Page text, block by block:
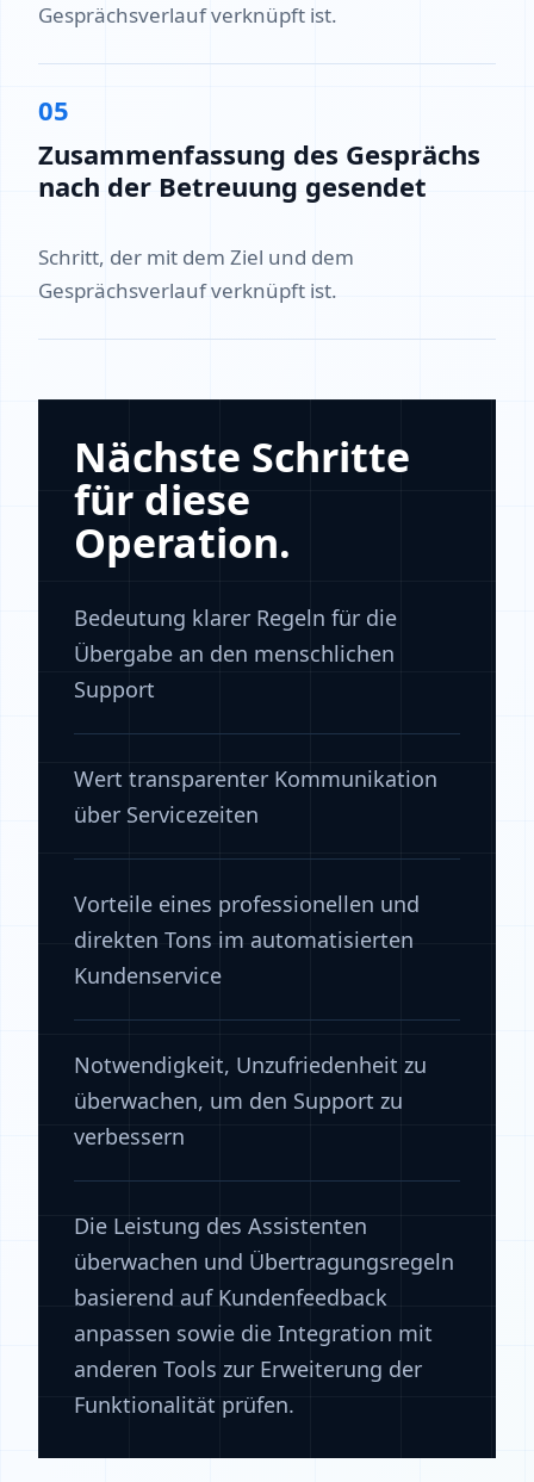
Gesprächsverlauf verknüpft ist.
05
Zusammenfassung des Gesprächs
nach der Betreuung gesendet
Schritt, der mit dem Ziel und dem
Gesprächsverlauf verknüpft ist.
Nächste Schritte
für diese
Operation.
Bedeutung klarer Regeln für die
Übergabe an den menschlichen
Support
Wert transparenter Kommunikation
über Servicezeiten
Vorteile eines professionellen und
direkten Tons im automatisierten
Kundenservice
Notwendigkeit, Unzufriedenheit zu
überwachen, um den Support zu
verbessern
Die Leistung des Assistenten
überwachen und Übertragungsregeln
basierend auf Kundenfeedback
anpassen sowie die Integration mit
anderen Tools zur Erweiterung der
Funktionalität prüfen.